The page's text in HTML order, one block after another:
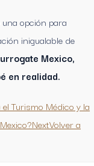
opción para
inigualable de
Mexico,
en realidad.
Turismo Médico y la
Volver a